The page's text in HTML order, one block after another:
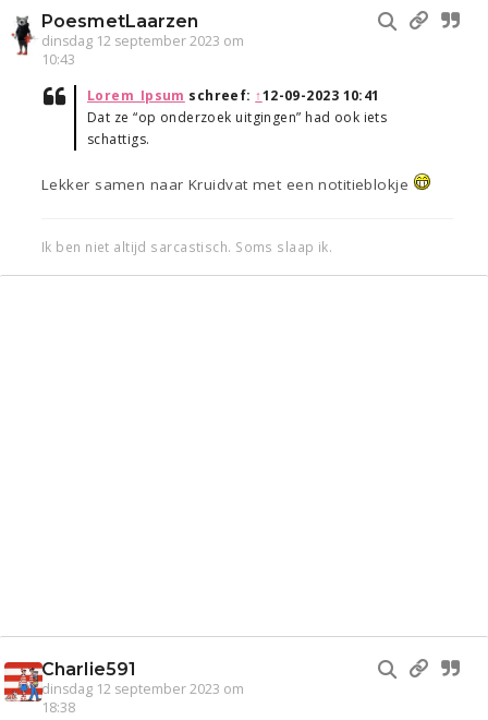
PoesmetLaarzen
dinsdag 12 september 2023 om
10:43
Lorem_Ipsum schreef: ↑12-09-2023 10:41
Dat ze “op onderzoek uitgingen” had ook iets
schattigs.
Lekker samen naar Kruidvat met een notitieblokje
Ik ben niet altijd sarcastisch. Soms slaap ik.
Charlie591
dinsdag 12 september 2023 om
18:38